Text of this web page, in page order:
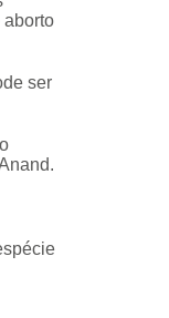
aborto
ser